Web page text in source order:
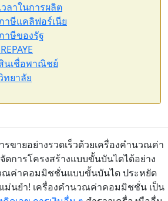
ลาในการผลิต
าษีแคลิฟอร์เนีย
าษีของรัฐ
นเชื่อพาณิชย์
ทยาลัย
ายอย่างรวดเร็วด้วยเครื่องคำนวณค่า
การโครงสร้างแบบขั้นบันไดได้อย่าง
ณค่าคอมมิชชั่นแบบขั้นบันได ประหยัด
ม่นยำ! เครื่องคำนวณค่าคอมมิชชั่น เป็น